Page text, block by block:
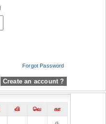
Forgot Password
Create an account ?
வி வெ
கா
௧